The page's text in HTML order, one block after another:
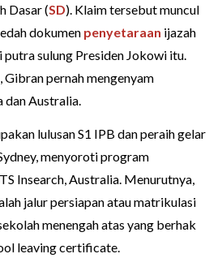
Dasar (SD). Klaim tersebut muncul
dokumen penyetaraan ijazah
sulung Presiden Jokowi itu.
pernah mengenyam
dan Australia.
lulusan S1 IPB dan peraih gelar
menyoroti program
Insearch, Australia. Menurutnya,
jalur persiapan atau matrikulasi
menengah atas yang berhak
leaving certificate.